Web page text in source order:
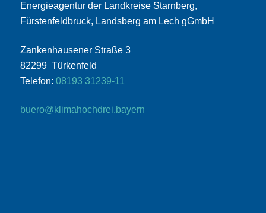
Energieagentur der Landkreise Starnberg,
Fürstenfeldbruck, Landsberg am Lech gGmbH
Zankenhausener Straße 3
82299 Türkenfeld
Telefon: 08193 31239-11
buero@klimahochdrei.bayern